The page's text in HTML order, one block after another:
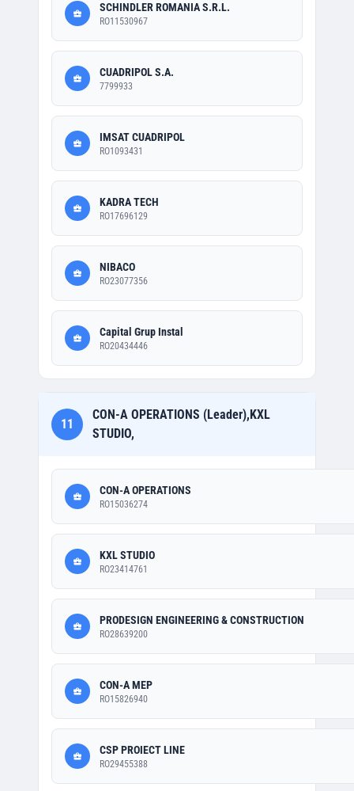
SCHINDLER ROMANIA S.R.L.
RO11530967
CUADRIPOL S.A.
7799933
IMSAT CUADRIPOL
RO1093431
KADRA TECH
RO17696129
NIBACO
RO23077356
Capital Grup Instal
RO20434446
11
CON-A OPERATIONS (Leader),KXL
STUDIO,
CON-A OPERATIONS
RO15036274
KXL STUDIO
RO23414761
PRODESIGN ENGINEERING & CONSTRUCTION
RO28639200
CON-A MEP
RO15826940
CSP PROIECT LINE
RO29455388